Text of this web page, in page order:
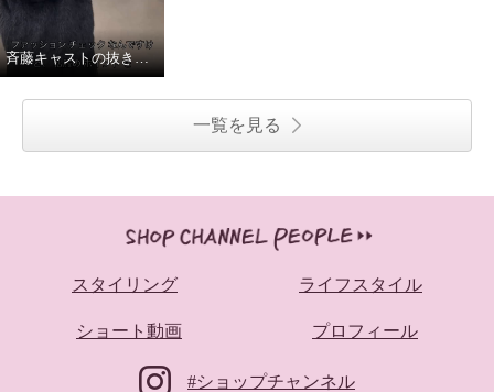
斉藤キャストの抜き打ち私服チェック
一覧を見る
スタイリング ライフスタイル
ショート動画 プロフィール
#ショップチャンネル